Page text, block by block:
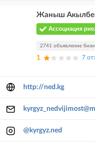
Жаныш
Ассоциация
2741 объявление
1 7
http://ned.kg
@kyrgyz.ned